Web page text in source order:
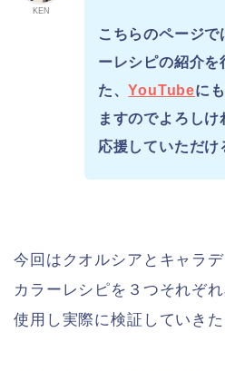
KEN
こちらのページで
ーレシピの紹介を
た、YouTubeに
ますのでよろしけ
応援していただけ
今回はクオルシアとキャラ
カラーレシピを３つそれぞ
使用し実際に検証していきた